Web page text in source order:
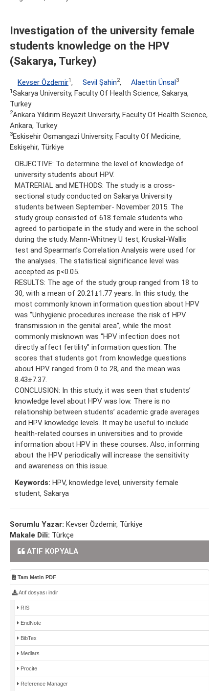
Investigation of the university female
students knowledge on the HPV
(Sakarya, Turkey)
Kevser Özdemir1 , Sevil Şahin2, Alaettin Ünsal3
1 Sakarya University, Faculty Of Health Science, Sakarya,
Turkey
2Ankara Yildirim Beyazit University, Faculty Of Health Science,
Ankara, Turkey
3Eskisehir Osmangazi University, Faculty Of Medicine,
Eskişehir, Türkiye
OBJECTIVE: To determine the level of knowledge of
university students about HPV.
MATRERIAL and METHODS: The study is a cross-
sectional study conducted on Sakarya University
students between September- November 2015. The
study group consisted of 618 female students who
agreed to participate in the study and were in the school
during the study. Mann-Whitney U test, Kruskal-Wallis
test and Spearman’s Correlation Analysis were used for
the analyses. The statistical significance level was
accepted as p<0.05.
RESULTS: The age of the study group ranged from 18 to
30, with a mean of 20.21±1.77 years. In this study, the
most commonly known information question about HPV
was “Unhygienic procedures increase the risk of HPV
transmission in the genital area”, while the most
commonly misknown was “HPV infection does not
directly affect fertility” information question. The
scores that students got from knowledge questions
about HPV ranged from 0 to 28, and the mean was
8.43±7.37.
CONCLUSION: In this study, it was seen that students’
knowledge level about HPV was low. There is no
relationship between students’ academic grade averages
and HPV knowledge levels. It may be useful to include
health-related courses in universities and to provide
information about HPV in these courses. Also, informing
about the HPV periodically will increase the sensitivity
and awareness on this issue.
Keywords: HPV, knowledge level, university female
student, Sakarya
Sorumlu Yazar: Kevser Özdemir, Türkiye
Makale Dili: Türkçe
ATIF KOPYALA
Tam Metin PDF
Atıf dosyası indir
RIS
EndNote
BibTex
Medlars
Procite
Reference Manager